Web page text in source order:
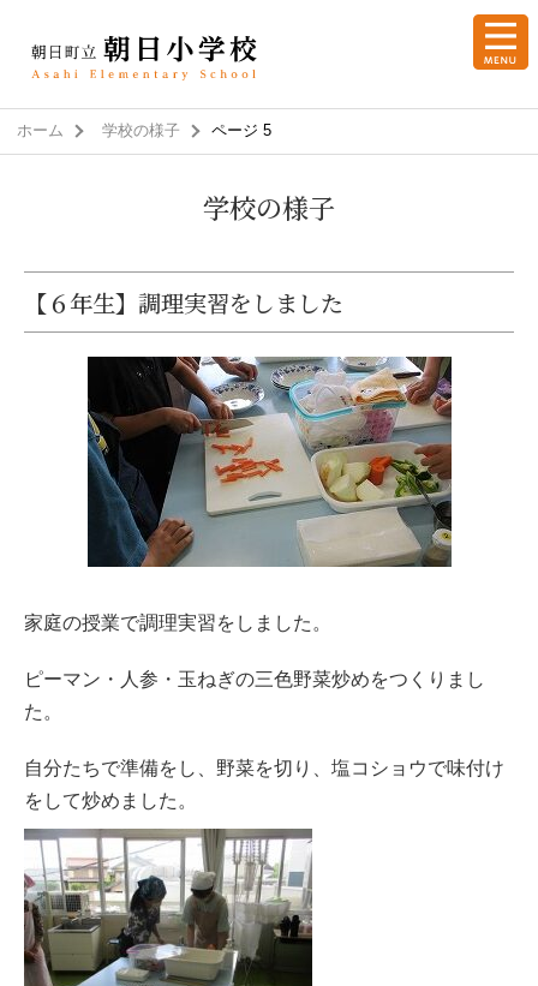
ホーム 学校の様子 ページ 5
学校の様子
【６年生】調理実習をしました
家庭の授業で調理実習をしました。
ピーマン・人参・玉ねぎの三色野菜炒めをつくりまし
た。
自分たちで準備をし、野菜を切り、塩コショウで味付け
をして炒めました。